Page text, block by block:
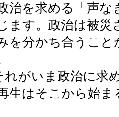
治を求める「声
ます。政治は被災
を分かち合うこ
れがいま政治に求
生はそこから始